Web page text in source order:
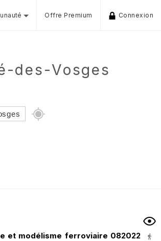
Offre Premium Connexion
des-Vosges
et modélisme ferroviaire 082022